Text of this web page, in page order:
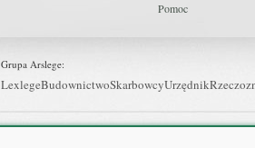
Pomoc
Grupa Arslege:
LexlegeBudownictwoSkarbowcyUrzędnik
Grupa Bonnier: